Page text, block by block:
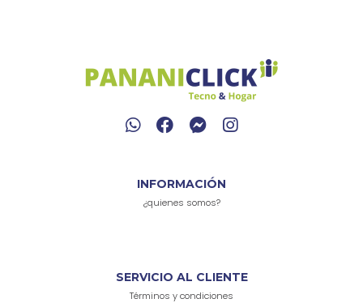
INFORMACIÓN
¿quienes somos?
SERVICIO AL CLIENTE
Términos y condiciones